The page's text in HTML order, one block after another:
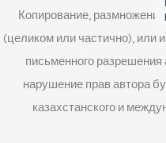
Копирование,
(целиком или частично), или
письменного
нарушение прав автора
казахстанского и